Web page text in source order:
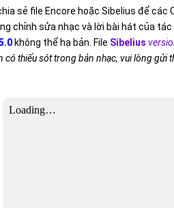
sẻ file Encore hoặc Sibelius để
chỉnh sửa nhạc và lời bài hát của tác
không thể hạ bản. File Sibelius
có thiếu sót trong bản nhạc, vui lòng